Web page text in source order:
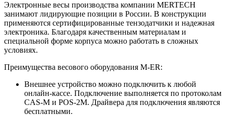
Электронные весы производства компании MERTECH
занимают лидирующие позиции в России. В конструкции
применяются сертифицированные тензодатчики и надежная
электроника. Благодаря качественным материалам и
специальной форме корпуса можно работать в сложных
условиях.
Преимущества весового оборудования M-ER:
Внешнее устройство можно подключить к любой
онлайн-кассе. Подключение выполняется по протоколам
CAS-M и POS-2M. Драйвера для подключения являются
бесплатными.